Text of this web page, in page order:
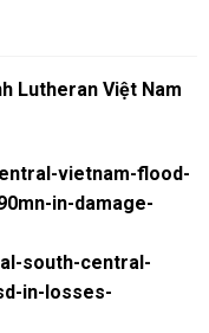
Lutheran Việt Nam
vietnam-flood-
in-damage-
south-central-
in-losses-